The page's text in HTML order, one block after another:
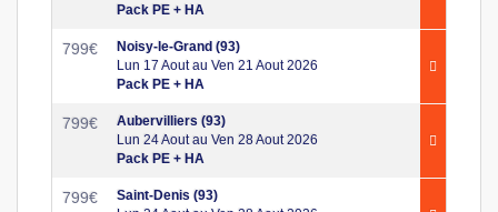
Pack PE + HA
799€
Noisy-le-Grand (93)
Lun 17 Aout au Ven 21 Aout 2026
Pack PE + HA
799€
Aubervilliers (93)
Lun 24 Aout au Ven 28 Aout 2026
Pack PE + HA
799€
Saint-Denis (93)